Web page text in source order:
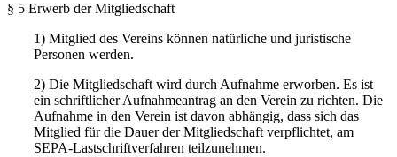
§ 5 Erwerb der Mitgliedschaft
1) Mitglied des Vereins können natürliche und juristische
Personen werden.
2) Die Mitgliedschaft wird durch Aufnahme erworben. Es ist
ein schriftlicher Aufnahmeantrag an den Verein zu richten. Die
Aufnahme in den Verein ist davon abhängig, dass sich das
Mitglied für die Dauer der Mitgliedschaft verpflichtet, am
SEPA-Lastschriftverfahren teilzunehmen.